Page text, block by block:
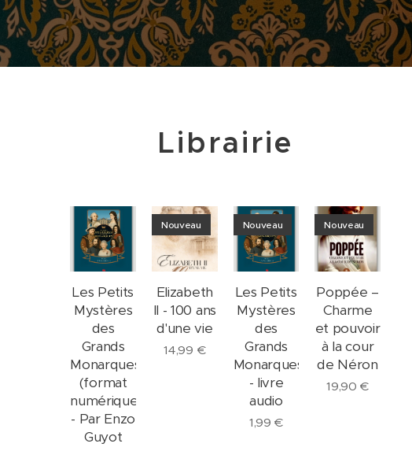
Tote Bag
parisienne"
Stickers
"Le
Parisien"
5,99€
Tote Bag
"Le
Parisien"
Librairie
Les Petits
Mystères
des
Grands
Monarques
(format
numérique)
- Par Enzo
Guyot
Elizabeth
II - 100 ans
d'une vie
Nouveau
14,99 €
Les Petits
Mystères
des
Grands
Monarques
- livre
audio
Nouveau
1,99 €
Poppée –
Charme
et pouvoir
à la cour
de Néron
Nouveau
19,90 €